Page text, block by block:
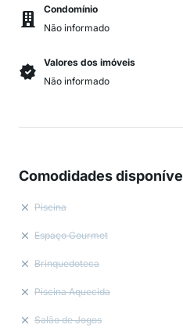
Condomínio
Não informado
Valores dos imóveis
Não informado
Comodidades
Piscina
Espaço Gourmet
Brinquedoteca
Piscina Aquecida
Salão de Jogos